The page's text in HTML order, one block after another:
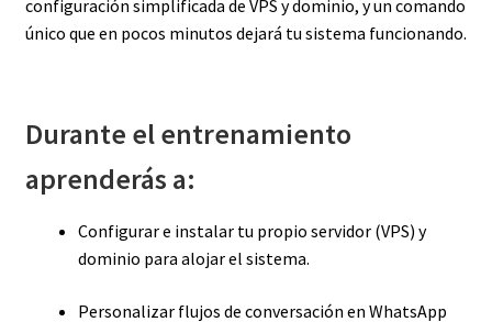
configuración simplificada de VPS y dominio, y un comando
único que en pocos minutos dejará tu sistema funcionando.
Durante el entrenamiento
aprenderás a:
Configurar e instalar tu propio servidor (VPS) y
dominio para alojar el sistema.
Personalizar flujos de conversación en WhatsApp